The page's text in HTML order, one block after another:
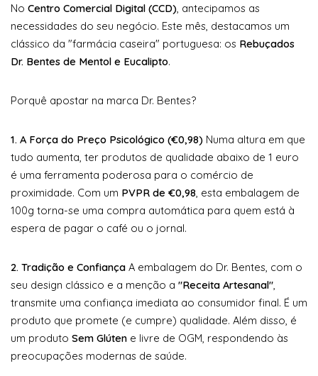
No Centro Comercial Digital (CCD) , antecipamos as
necessidades do seu negócio. Este mês, destacamos um
clássico da "farmácia caseira" portuguesa: os Rebuçados
Dr. Bentes de Mentol e Eucalipto.
Porquê apostar na marca Dr. Bentes?
1. A Força do Preço Psicológico (€0,98) Numa altura em que
tudo aumenta, ter produtos de qualidade abaixo de 1 euro
é uma ferramenta poderosa para o comércio de
proximidade. Com um PVPR de €0,98 , esta embalagem de
100g torna-se uma compra automática para quem está à
espera de pagar o café ou o jornal.
2. Tradição e Confiança A embalagem do Dr. Bentes, com o
seu design clássico e a menção a "Receita Artesanal"
transmite uma confiança imediata ao consumidor final. É um
produto que promete (e cumpre) qualidade. Além disso, é
um produto Sem Glúten e livre de OGM, respondendo às
preocupações modernas de saúde.